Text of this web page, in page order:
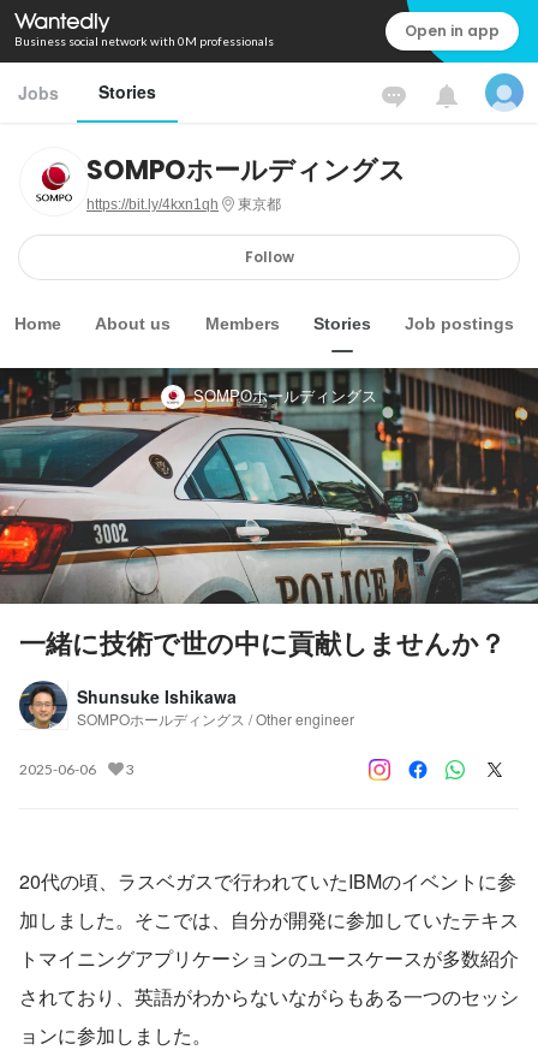
Business social network with 0M professionals Open in app
Jobs Stories
SOMPOホールディングス
https://bit.ly/4kxn1qh 東京都
Follow
Home About us Members Stories Job postings
SOMPOホールディングス
一緒に技術で世の中に貢献しませんか？
Shunsuke Ishikawa
SOMPOホールディングス / Other engineer
2025-06-06 3
20代の頃、ラスベガスで行われていたIBMのイベントに参
加しました。そこでは、自分が開発に参加していたテキス
トマイニングアプリケーションのユースケースが多数紹介
されており、英語がわからないながらもある一つのセッシ
ョンに参加しました。